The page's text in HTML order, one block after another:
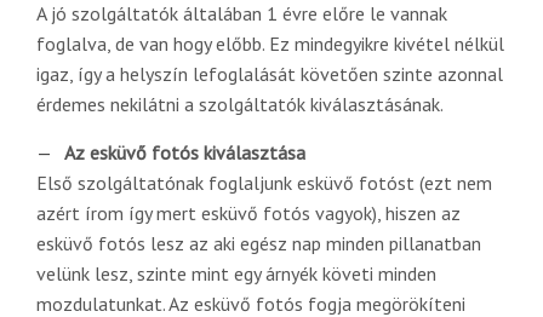
A jó szolgáltatók általában 1 évre előre le vannak
foglalva, de van hogy előbb. Ez mindegyikre kivétel nélkül
igaz, így a helyszín lefoglalását követően szinte azonnal
érdemes nekilátni a szolgáltatók kiválasztásának.
Az esküvő fotós kiválasztása
Első szolgáltatónak foglaljunk esküvő fotóst (ezt nem
azért írom így mert esküvő fotós vagyok), hiszen az
esküvő fotós lesz az aki egész nap minden pillanatban
velünk lesz, szinte mint egy árnyék követi minden
mozdulatunkat. Az esküvő fotós fogja megörökíteni